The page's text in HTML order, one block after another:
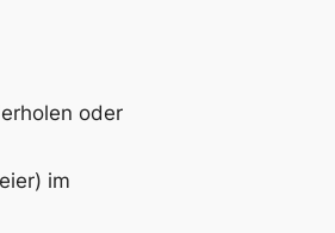
oder
im